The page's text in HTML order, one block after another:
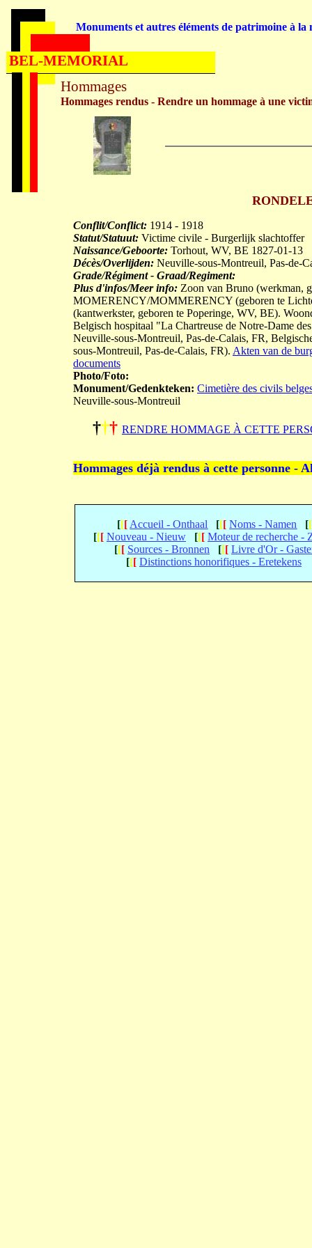
Conflit/Conflict: 1914 - 1918
Statut/Statuut: Victime civile - Burgerlijk slachtoffer
Naissance/Geboorte: Torhout, WV, BE 1827-01-13
Décès/Overlijden: Neuville-sous-Montreuil, Pas-de-
Grade/Régiment - Graad/Regiment:
Plus d'infos/Meer info: Zoon van Bruno (werkman,
MOMERENCY/MOMMERENCY (geboren te
(kantwerkster, geboren te Poperinge, WV, BE).
Belgisch hospitaal "La Chartreuse de Notre-Dame
Neuville-sous-Montreuil, Pas-de-Calais, FR,
sous-Montreuil, Pas-de-Calais, FR). Akten van de
documents
Photo/Foto:
Monument/Gedenkteken: Cimetière des civils
Neuville-sous-Montreuil
††† RENDRE HOMMAGE À CETTE
Hommages déjà rendus à cette personne -
[[[ Accueil - Onthaal [[[ Noms - Namen [[
[[[ Nouveau - Nieuw [[[ Moteur de recherche -
[[[ Sources - Bronnen [[[ Livre d'Or -
[[[ Distinctions honorifiques - Eretekens
Hommages
Hommages rendus - Rendre un hommage à une
Monuments et autres éléments de patrimoine à la
BEL-MEMORIAL